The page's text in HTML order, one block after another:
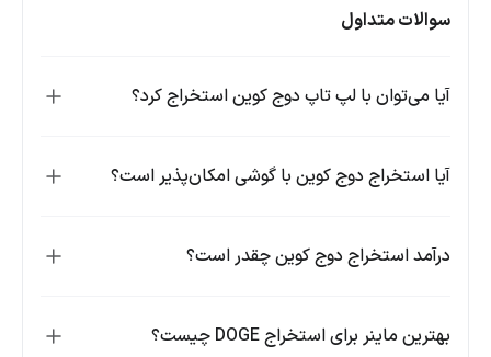
سوالات متداول
آیا می‌توان با لپ تاپ دوج کوین استخراج کرد؟
آیا استخراج دوج کوین با گوشی امکان‌پذیر است؟
درآمد استخراج دوج کوین چقدر است؟
بهترین ماینر برای استخراج DOGE چیست؟